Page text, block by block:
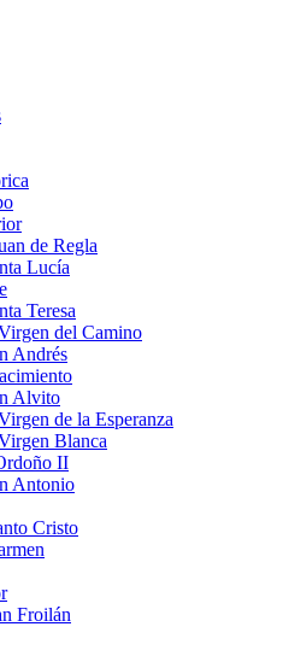
de Regla
Lucía
Teresa
del Camino
Andrés
Alvito
de la Esperanza
Blanca
II
Antonio
Cristo
Froilán